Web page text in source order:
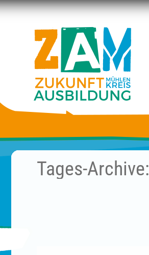
Tages-Archive: